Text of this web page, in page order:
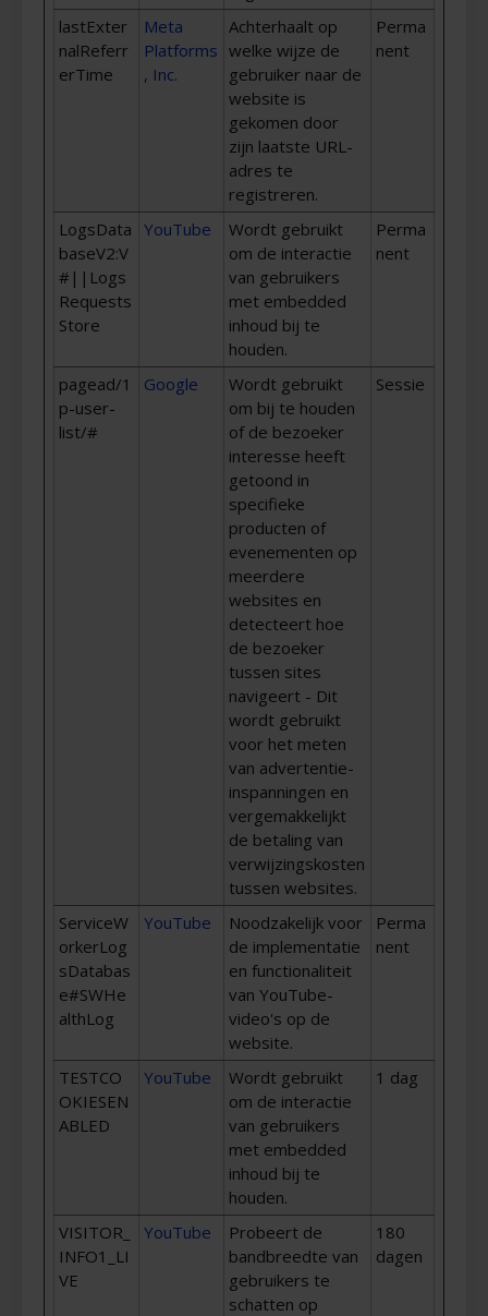
lastExter
nalReferr
erTime
Meta
Platforms
, Inc.
Achterhaalt op
welke wijze de
gebruiker naar de
website is
gekomen door
zijn laatste URL-
adres te
registreren.
Perma
nent
LogsData
baseV2:V
#||Logs
Requests
Store
YouTube
Wordt gebruikt
om de interactie
van gebruikers
met embedded
inhoud bij te
houden.
Perma
nent
pagead/1
p-user-
list/#
Google
Wordt gebruikt
om bij te houden
of de bezoeker
interesse heeft
getoond in
specifieke
producten of
evenementen op
meerdere
websites en
detecteert hoe
de bezoeker
tussen sites
navigeert - Dit
wordt gebruikt
voor het meten
van advertentie-
inspanningen en
vergemakkelijkt
de betaling van
verwijzingskosten
tussen websites.
Sessie
ServiceW
orkerLog
sDatabas
e#SWHe
althLog
YouTube
Noodzakelijk voor
de implementatie
en functionaliteit
van YouTube-
video's op de
website.
Perma
nent
TESTCO
OKIESEN
ABLED
YouTube
Wordt gebruikt
om de interactie
van gebruikers
met embedded
inhoud bij te
houden.
1 dag
VISITOR_
INFO1_LI
VE
YouTube
Probeert de
bandbreedte van
gebruikers te
schatten op
180
dagen